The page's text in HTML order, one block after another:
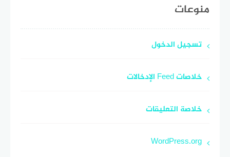
منوعات
تسجيل الدخول
خلاصات Feed الإدخالات
خلاصة التعليقات
WordPress.org